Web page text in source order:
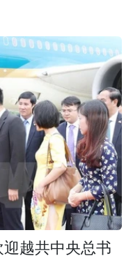
越共中央总书